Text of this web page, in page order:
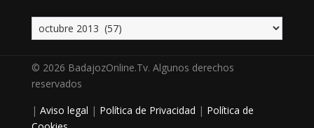
Archivo
© 2026 BadajozOnline.Tv. Algunos derechos
reservados
| Aviso legal | Política de Privacidad | Política de